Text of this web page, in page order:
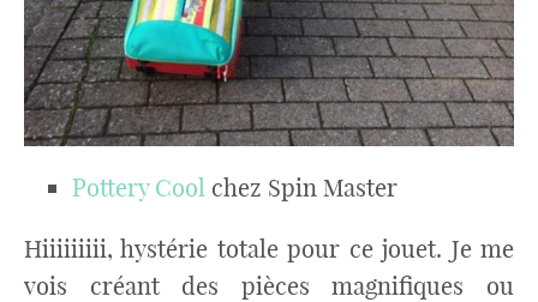
Pottery Cool chez Spin Master
Hiiiiiiiii, hystérie totale pour ce jouet. Je me
vois créant des pièces magnifiques ou